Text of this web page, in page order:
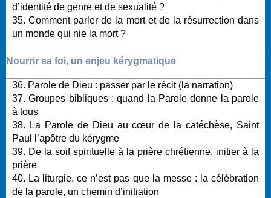
d’identité de genre et de sexualité ?
35. Comment parler de la mort et de la résurrection dans
un monde qui nie la mort ?
Nourrir sa foi, un enjeu kérygmatique
36. Parole de Dieu : passer par le récit (la narration)
37. Groupes bibliques : quand la Parole donne la parole
à tous
38. La Parole de Dieu au cœur de la catéchèse, Saint
Paul l’apôtre du kérygme
39. De la soif spirituelle à la prière chrétienne, initier à la
prière
40. La liturgie, ce n’est pas que la messe : la célébration
de la parole, un chemin d’initiation